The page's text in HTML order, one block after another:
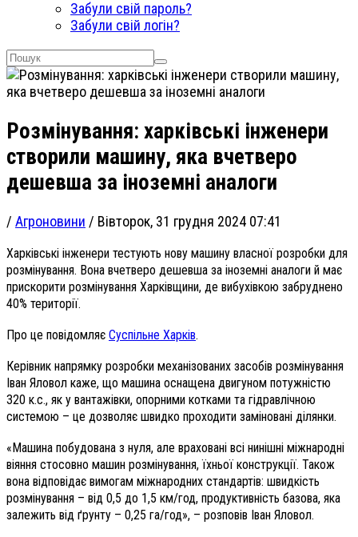
Забули свій пароль?
Забули свій логін?
Розмінування: харківські інженери
створили машину, яка вчетверо
дешевша за іноземні аналоги
/ Агроновини / Вівторок, 31 грудня 2024 07:41
Харківські інженери тестують нову машину власної розробки для
розмінування. Вона вчетверо дешевша за іноземні аналоги й має
прискорити розмінування Харківщини, де вибухівкою забруднено
40% території.
Про це повідомляє Суспільне Харків.
Керівник напрямку розробки механізованих засобів розмінування
Іван Яловол каже, що машина оснащена двигуном потужністю
320 к.с., як у вантажівки, опорними котками та гідравлічною
системою – це дозволяє швидко проходити заміновані ділянки.
«Машина побудована з нуля, але враховані всі нинішні міжнародні
віяння стосовно машин розмінування, їхньої конструкції. Також
вона відповідає вимогам міжнародних стандартів: швидкість
розмінування – від 0,5 до 1,5 км/год, продуктивність базова, яка
залежить від ґрунту – 0,25 га/год», – розповів Іван Яловол.